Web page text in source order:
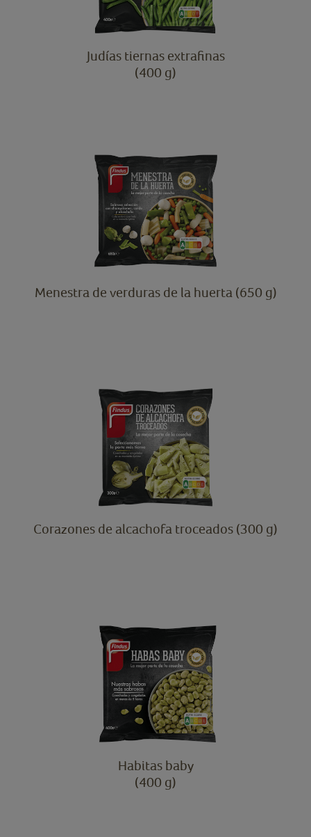
Judías tiernas extrafinas
(400 g)
Menestra de verduras de la huerta (650 g)
Corazones de alcachofa troceados (300 g)
Habitas baby
(400 g)